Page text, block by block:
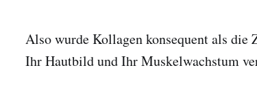
Also wurde Kollagen konsequent als
Ihr Hautbild und Ihr Muskelwachstum